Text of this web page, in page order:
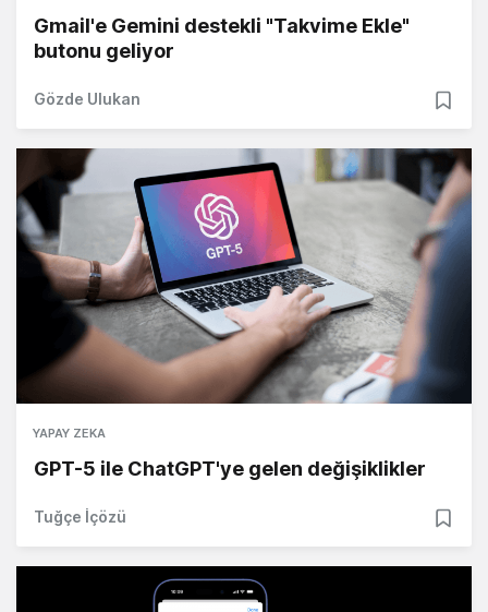
Gmail'e Gemini destekli "Takvime Ekle"
butonu geliyor
Gözde Ulukan
YAPAY ZEKA
GPT-5 ile ChatGPT'ye gelen değişiklikler
Tuğçe İçözü